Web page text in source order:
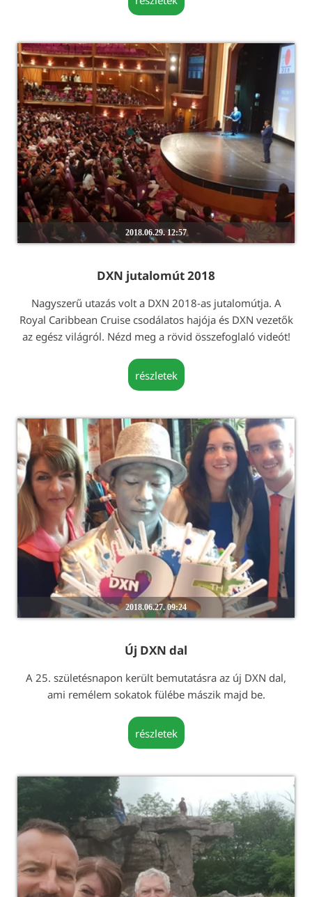
2018.06.29. 12:57
DXN jutalomút 2018
Nagyszerű utazás volt a DXN 2018-as jutalomútja. A
Royal Caribbean Cruise csodálatos hajója és DXN vezetők
az egész világról. Nézd meg a rövid összefoglaló videót!
részletek
2018.06.27. 09:24
Új DXN dal
A 25. születésnapon került bemutatásra az új DXN dal,
ami remélem sokatok fülébe mászik majd be.
részletek